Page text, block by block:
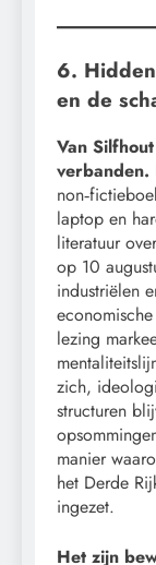
6.
en de
Van
verbanden.
laptop en
literatuur
op 10
industriëlen
lezing
zich,
structuren
manier
het Derde
ingezet.
Het zijn